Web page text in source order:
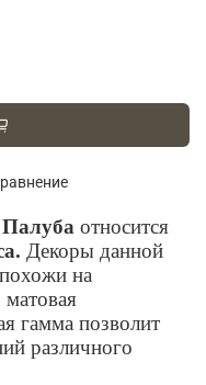
относится
Декоры данной
на
гамма позволит
различного